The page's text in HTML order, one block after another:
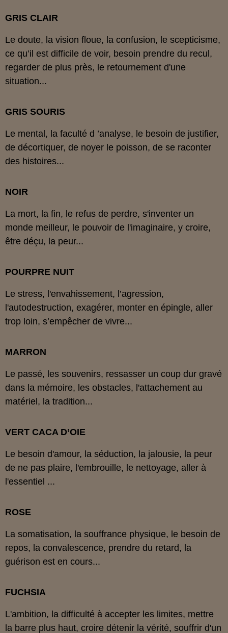
GRIS CLAIR
Le doute, la vision floue, la confusion, le scepticisme,
ce qu’il est difficile de voir, besoin prendre du recul,
regarder de plus près, le retournement d'une
situation...
GRIS SOURIS
Le mental, la faculté d ’analyse, le besoin de justifier,
de décortiquer, de noyer le poisson, de se raconter
des histoires...
NOIR
La mort, la fin, le refus de perdre, s'inventer un
monde meilleur, le pouvoir de l'imaginaire, y croire,
être déçu, la peur...
POURPRE NUIT
Le stress, l'envahissement, l’agression,
l'autodestruction, exagérer, monter en épingle, aller
trop loin, s’empêcher de vivre...
MARRON
Le passé, les souvenirs, ressasser un coup dur gravé
dans la mémoire, les obstacles, l'attachement au
matériel, la tradition...
VERT CACA D’OIE
Le besoin d'amour, la séduction, la jalousie, la peur
de ne pas plaire, l'embrouille, le nettoyage, aller à
l'essentiel ...
ROSE
La somatisation, la souffrance physique, le besoin de
repos, la convalescence, prendre du retard, la
guérison est en cours...
FUCHSIA
L'ambition, la difficulté à accepter les limites, mettre
la barre plus haut, croire détenir la vérité, souffrir d'un